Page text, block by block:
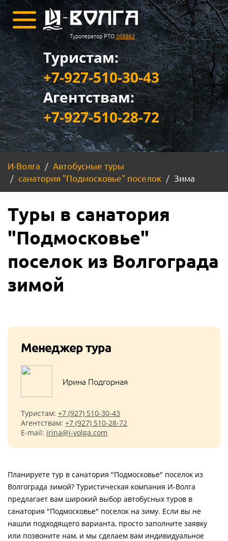
Туроператор РТО 008863
Туристам:
+7-927-510-30-43
Агентствам:
+7-927-510-28-72
И-Волга
Автобусные туры
санатория "Подмосковье" поселок
Зима
Туры в санатория
"Подмосковье"
поселок из Волгограда
зимой
Менеджер тура
Ирина Подгорная
Туристам: +7 (927) 510-30-43
Агентствам: +7 (927) 510-28-72
E-mail: irina@i-volga.com
Планируете тур в санатория "Подмосковье" поселок из
Волгограда зимой? Туристическая компания И-Волга
предлагает вам широкий выбор автобусных туров в
санатория "Подмосковье" поселок на зиму. Если вы не
нашли подходящего варианта, просто заполните заявку
или позвоните нам, и мы сделаем вам индивидуальное